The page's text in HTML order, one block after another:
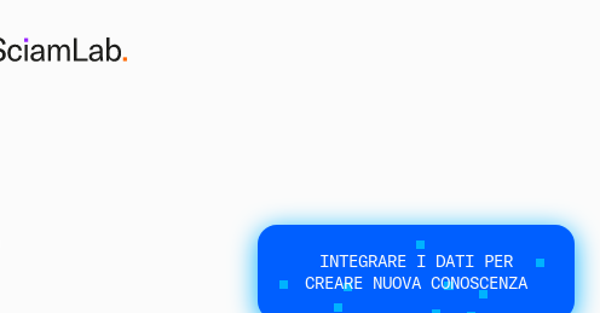
INTEGRARE I DATI PER
CREARE NUOVA CONOSCENZA